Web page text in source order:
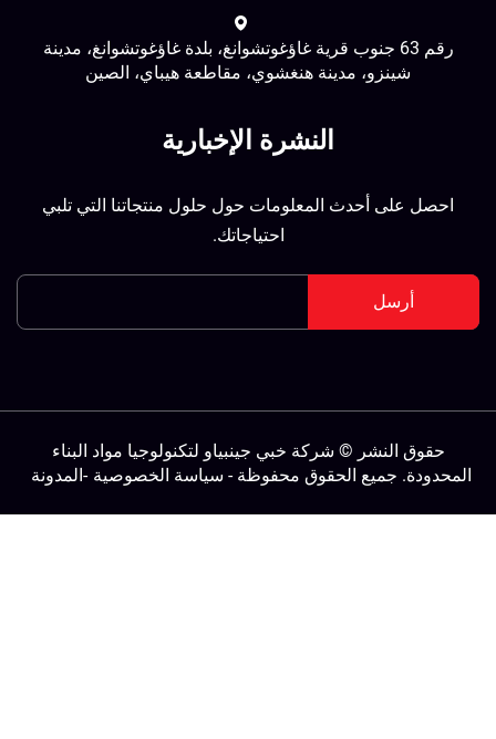
رقم 63 جنوب قرية غاؤغوتشوانغ، بلدة غاؤغوتشوانغ، مدينة
شينزو، مدينة هنغشوي، مقاطعة هيباي، الصين
النشرة الإخبارية
احصل على أحدث المعلومات حول حلول منتجاتنا التي تلبي
احتياجاتك.
أرسل
حقوق النشر © شركة خبي جينبياو لتكنولوجيا مواد البناء
جميع الحقوق محفوظة -سياسة الخصوصية -المدونة